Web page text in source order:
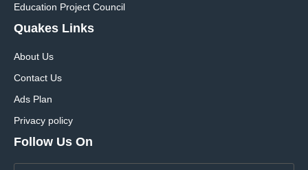
Education Project Council
Quakes Links
About Us
Contact Us
Ads Plan
Privacy policy
Follow Us On